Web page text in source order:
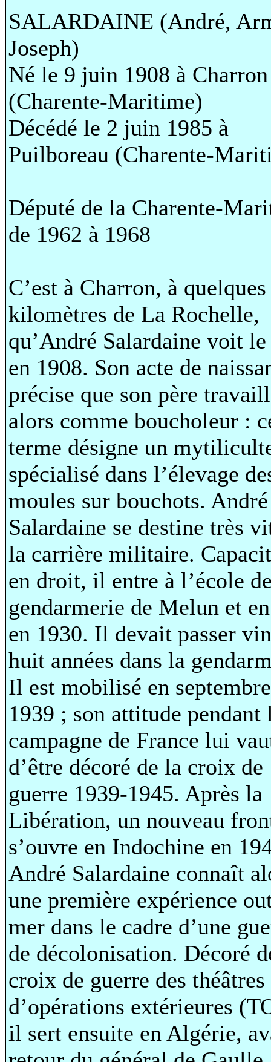
SALARDAINE (André,
Joseph)
Né le 9 juin 1908 à Charron
(Charente-Maritime)
Décédé le 2 juin 1985 à
Puilboreau (Charente-
Député de la Charente-
de 1962 à 1968
C’est à Charron, à quelques
kilomètres de La Rochelle,
qu’André Salardaine voit
en 1908. Son acte de
précise que son père
alors comme boucholeur :
terme désigne un
spécialisé dans l’élevage
moules sur bouchots. André
Salardaine se destine très
la carrière militaire.
en droit, il entre à l’école
gendarmerie de Melun et
en 1930. Il devait passer
huit années dans la
Il est mobilisé en septembre
1939 ; son attitude pendant
campagne de France lui
d’être décoré de la croix de
guerre 1939-1945. Après la
Libération, un nouveau
s’ouvre en Indochine en
André Salardaine connaît
une première expérience
mer dans le cadre d’une
de décolonisation. Décoré
croix de guerre des théâtres
d’opérations extérieures
il sert ensuite en Algérie,